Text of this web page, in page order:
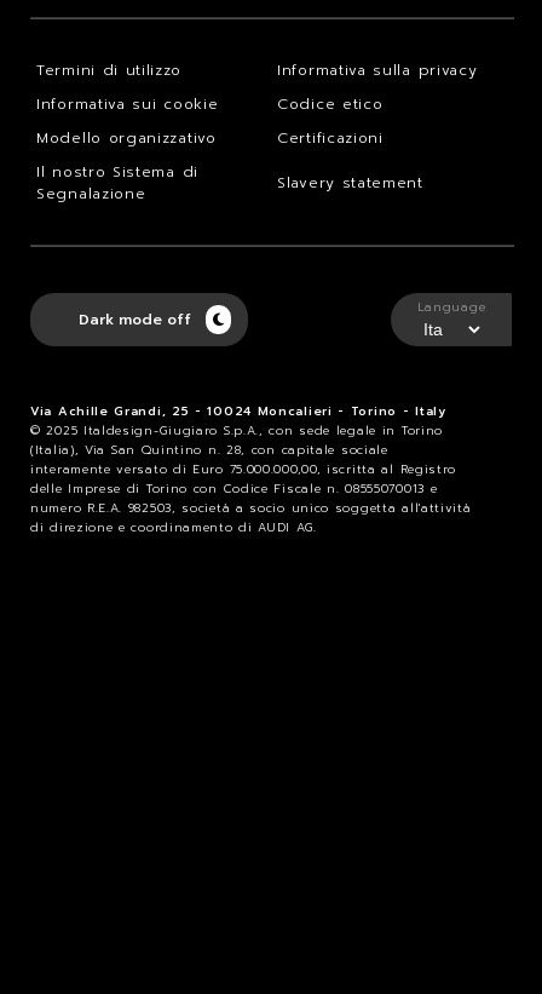
Termini di utilizzo
Informativa sulla privacy
Informativa sui cookie
Codice etico
Modello organizzativo
Certificazioni
Il nostro Sistema di
Segnalazione
Slavery statement
Via Achille Grandi, 25 - 10024 Moncalieri - Torino - Italy
© 2025 Italdesign-Giugiaro S.p.A., con sede legale in Torino
(Italia), Via San Quintino n. 28, con capitale sociale
interamente versato di Euro 75.000.000,00, iscritta al Registro
delle Imprese di Torino con Codice Fiscale n. 08555070013 e
numero R.E.A. 982503, società a socio unico soggetta all'attività
di direzione e coordinamento di AUDI AG.
Dark mode off
Language